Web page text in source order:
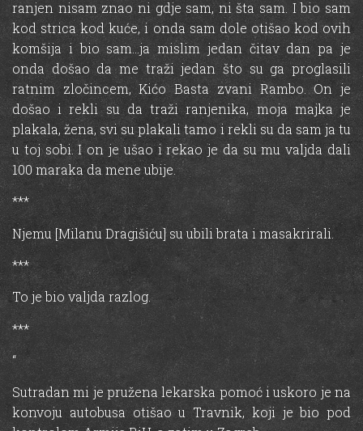
ranjen nisam znao ni gdje sam, ni šta sam. I bio sam
kod strica kod kuće, i onda sam dole otišao kod ovih
komšija i bio sam…ja mislim jedan čitav dan pa je
onda došao da me traži jedan što su ga proglasili
ratnim zločincem, Kićo Basta zvani Rambo. On je
došao i rekli su da traži ranjenika, moja majka je
plakala, žena, svi su plakali tamo i rekli su da sam ja tu
u toj sobi. I on je ušao i rekao je da su mu valjda dali
100 maraka da mene ubije.
***
Njemu [Milanu Dragišiću] su ubili brata i masakrirali.
***
To je bio valjda razlog.
***
“
Sutradan mi je pružena lekarska pomoć i uskoro je na
konvoju autobusa otišao u Travnik, koji je bio pod